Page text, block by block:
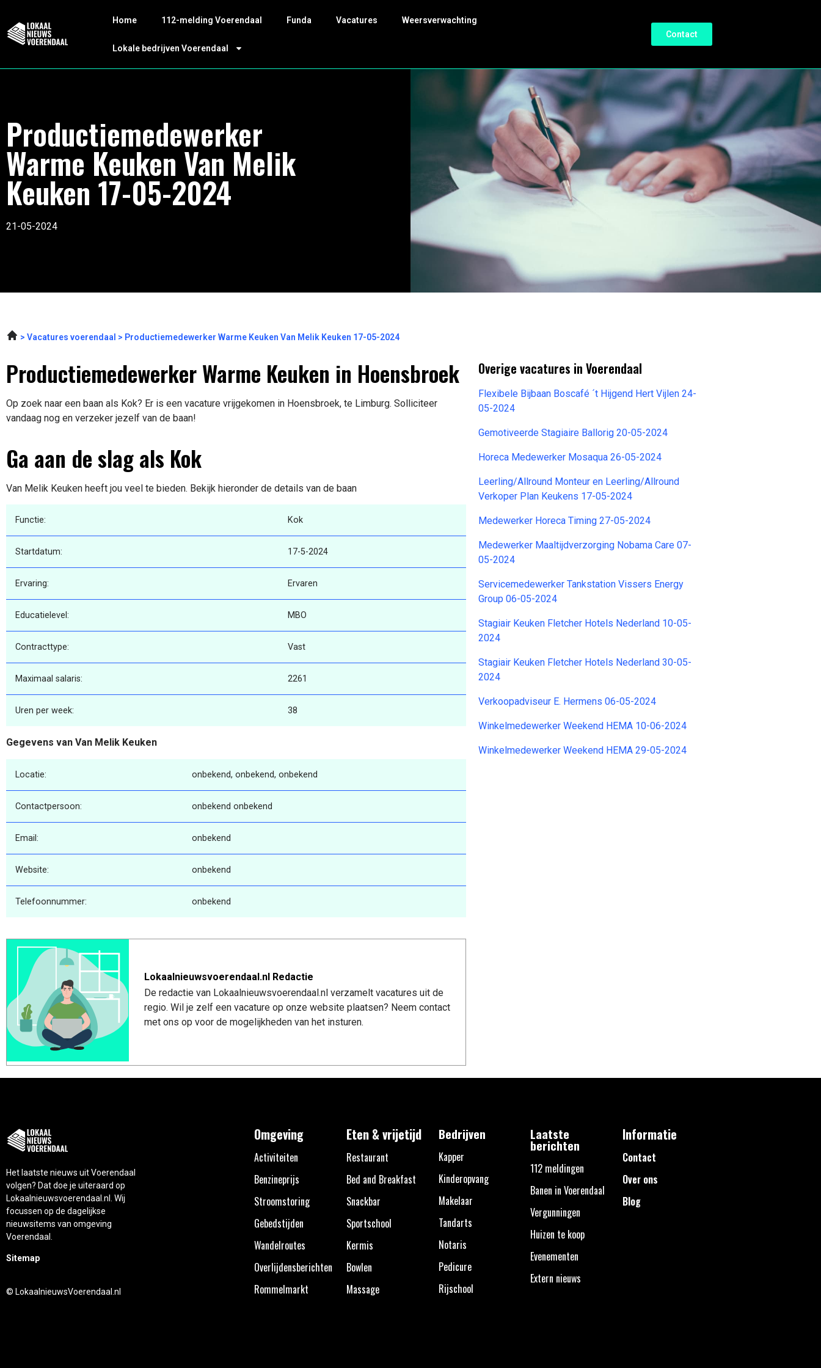
Home 112-melding Voerendaal Funda Vacatures Weersverwachting
Lokale bedrijven Voerendaal
Contact
Productiemedewerker
Warme Keuken Van Melik
Keuken 17-05-2024
21-05-2024
Vacatures voerendaal Productiemedewerker Warme Keuken Van Melik Keuken 17-05-2024
Productiemedewerker Warme Keuken in Hoensbroek
Op zoek naar een baan als Kok? Er is een vacature vrijgekomen in Hoensbroek, te Limburg. Solliciteer
vandaag nog en verzeker jezelf van de baan!
Ga aan de slag als Kok
Van Melik Keuken heeft jou veel te bieden. Bekijk hieronder de details van de baan
Functie: Kok
Startdatum: 17-5-2024
Ervaring: Ervaren
Educatielevel: MBO
Contracttype: Vast
Maximaal salaris: 2261
Uren per week: 38
Gegevens van Van Melik Keuken
Locatie: onbekend, onbekend, onbekend
Contactpersoon: onbekend onbekend
Email: onbekend
Website: onbekend
Telefoonnummer: onbekend
Lokaalnieuwsvoerendaal.nl Redactie
De redactie van Lokaalnieuwsvoerendaal.nl verzamelt vacatures uit de
regio. Wil je zelf een vacature op onze website plaatsen? Neem contact
met ons op voor de mogelijkheden van het insturen.
Overige vacatures in Voerendaal
Flexibele Bijbaan Boscafé ´t Hijgend Hert Vijlen 24-
05-2024
Gemotiveerde Stagiaire Ballorig 20-05-2024
Horeca Medewerker Mosaqua 26-05-2024
Leerling/Allround Monteur en Leerling/Allround
Verkoper Plan Keukens 17-05-2024
Medewerker Horeca Timing 27-05-2024
Medewerker Maaltijdverzorging Nobama Care 07-
05-2024
Servicemedewerker Tankstation Vissers Energy
Group 06-05-2024
Stagiair Keuken Fletcher Hotels Nederland 10-05-
2024
Stagiair Keuken Fletcher Hotels Nederland 30-05-
2024
Verkoopadviseur E. Hermens 06-05-2024
Winkelmedewerker Weekend HEMA 10-06-2024
Winkelmedewerker Weekend HEMA 29-05-2024
Het laatste nieuws uit Voerendaal
volgen? Dat doe je uiteraard op
Lokaalnieuwsvoerendaal.nl. Wij
focussen op de dagelijkse
nieuwsitems van omgeving
Voerendaal.
Sitemap
© LokaalnieuwsVoerendaal.nl
Omgeving
Activiteiten
Benzineprijs
Stroomstoring
Gebedstijden
Wandelroutes
Overlijdensberichten
Rommelmarkt
Eten & vrijetijd
Restaurant
Bed and Breakfast
Snackbar
Sportschool
Kermis
Bowlen
Massage
Bedrijven
Kapper
Kinderopvang
Makelaar
Tandarts
Notaris
Pedicure
Rijschool
Laatste
berichten
112 meldingen
Banen in Voerendaal
Vergunningen
Huizen te koop
Evenementen
Extern nieuws
Informatie
Contact
Over ons
Blog